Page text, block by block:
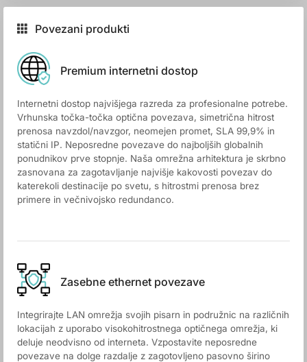
Povezani produkti
Premium internetni dostop
Internetni dostop najvišjega razreda za profesionalne potrebe.
Vrhunska točka-točka optična povezava, simetrična hitrost
prenosa navzdol/navzgor, neomejen promet, SLA 99,9% in
statični IP. Neposredne povezave do najboljših globalnih
ponudnikov prve stopnje. Naša omrežna arhitektura je skrbno
zasnovana za zagotavljanje najvišje kakovosti povezav do
katerekoli destinacije po svetu, s hitrostmi prenosa brez
primere in večnivojsko redundanco.
Zasebne ethernet povezave
Integrirajte LAN omrežja svojih pisarn in podružnic na različnih
lokacijah z uporabo visokohitrostnega optičnega omrežja, ki
deluje neodvisno od interneta. Vzpostavite neposredne
povezave na dolge razdalje z zagotovljeno pasovno širino